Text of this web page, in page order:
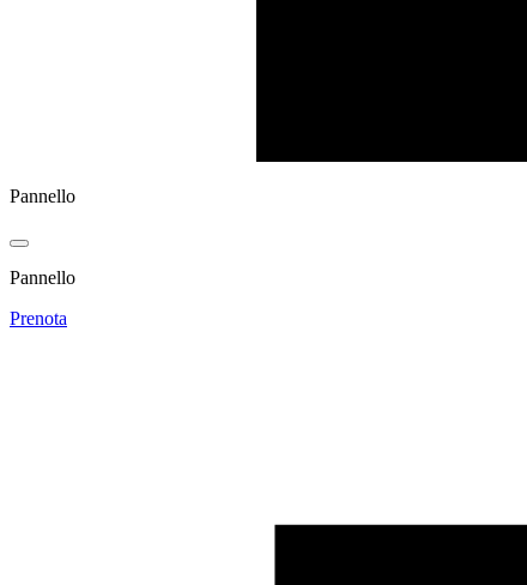
Pannello
Pannello
Prenota